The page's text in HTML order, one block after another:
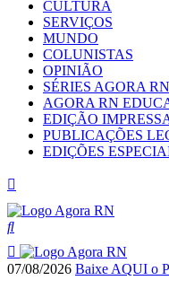
CULTURA
SERVIÇOS
MUNDO
COLUNISTAS
OPINIÃO
SÉRIES AGORA RN
AGORA RN
EDIÇÃO
PUBLICAÇÕES
EDIÇÕES
07/08/2026 Baixe AQUI o